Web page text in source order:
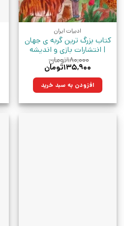
ادبیات ایران
کتاب بزرگ ترین گربه ی جهان
| انتشارات بازی و اندیشه
۱۸۰,۰۰۰تومان
قیمت
۱۸۰,۰۰۰تومان
بود.
۱۳۵,۹۰۰تومان
۱۳۵,۹۰۰تومان.افزودن به سبد خرید